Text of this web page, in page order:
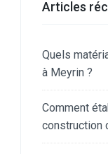
Articles
Quels
à Meyrin ?
Comment
construction